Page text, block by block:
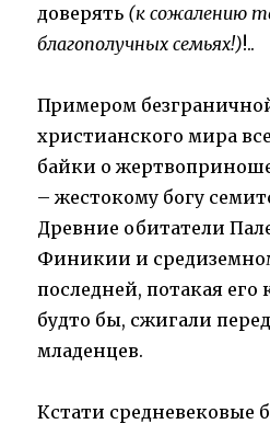
доверять (к сожалению
благополучных семьях!)!..
Примером
христианского мира
байки о
– жестокому богу
Древние обитатели
Финикии и
последней, потакая его
будто бы, сжигали
младенцев.
Кстати средневековые